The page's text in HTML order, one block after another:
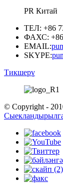
PR Китай
ТЕЛ: +86
ФАХС: +86
EMAIL:
SKYPE:
Тикшерү
© Copyright -